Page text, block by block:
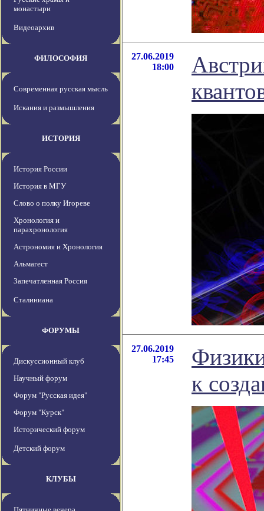
монастыри
Видеоархив
ФИЛОСОФИЯ
Современная русская мысль
Искания и размышления
ИСТОРИЯ
История России
История в МГУ
Слово о полку Игореве
Хронология и
парахронология
Астрономия и Хронология
Альмагест
Запечатленная Россия
Сталиниана
ФОРУМЫ
Дискуссионный клуб
Научный форум
Форум "Русская идея"
Форум "Курск"
Исторический форум
Детский форум
КЛУБЫ
27.06.2019
18:00
27.06.2019
17:45
к